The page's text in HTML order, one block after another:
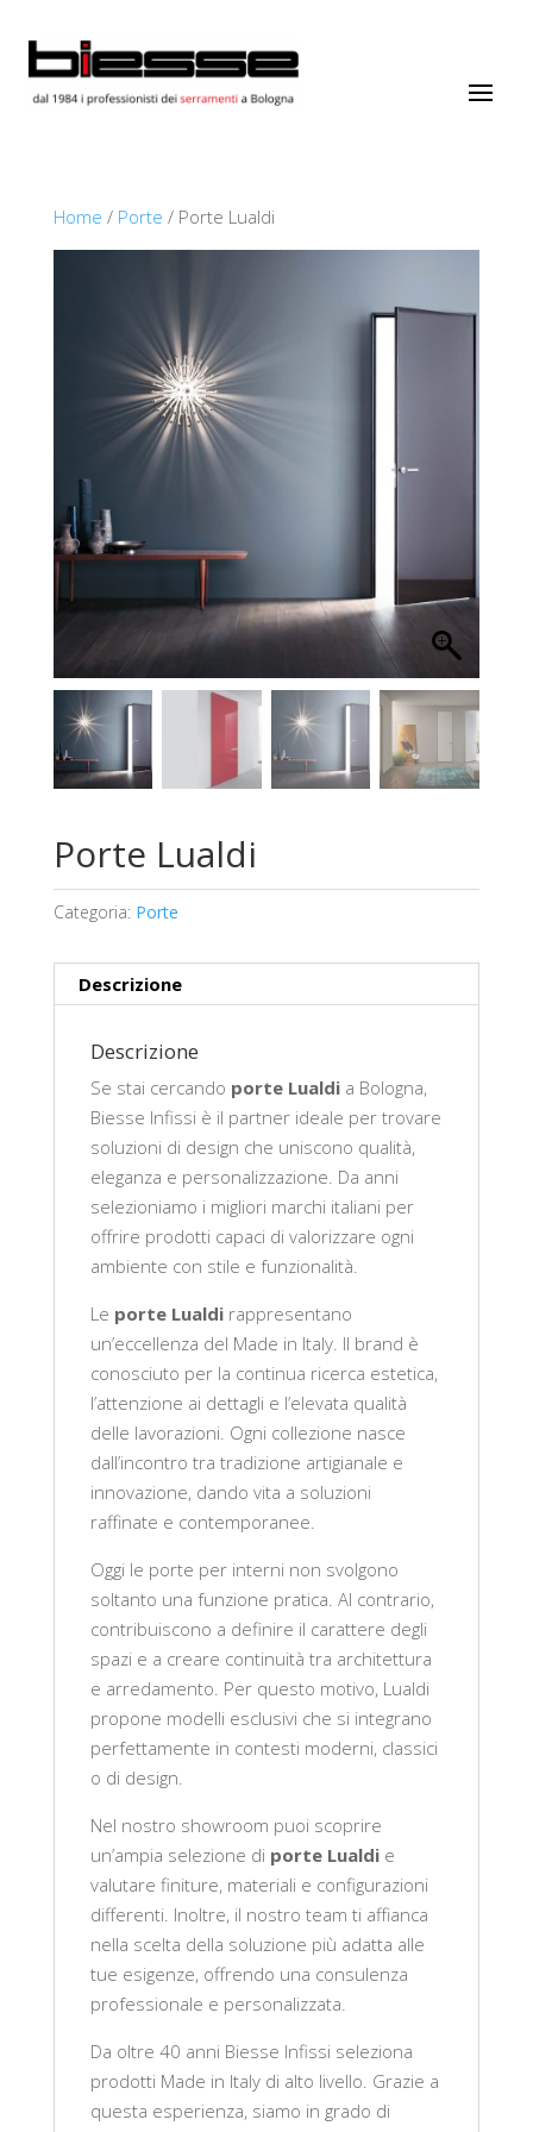
Home / Porte / Porte Lualdi
Porte Lualdi
Categoria: Porte
Descrizione
Descrizione
Se stai cercando porte Lualdia Bologna,
Biesse Infissi è il partner ideale per trovare
soluzioni di design che uniscono qualità,
eleganza e personalizzazione. Da anni
selezioniamo i migliori marchi italiani per
offrire prodotti capaci di valorizzare ogni
ambiente con stile e funzionalità.
Le porte Lualdirappresentano
un’eccellenza del Made in Italy. Il brand è
conosciuto per la continua ricerca estetica,
l’attenzione ai dettagli e l’elevata qualità
delle lavorazioni. Ogni collezione nasce
dall’incontro tra tradizione artigianale e
innovazione, dando vita a soluzioni
raffinate e contemporanee.
Oggi le porte per interni non svolgono
soltanto una funzione pratica. Al contrario,
contribuiscono a definire il carattere degli
spazi e a creare continuità tra architettura
e arredamento. Per questo motivo, Lualdi
propone modelli esclusivi che si integrano
perfettamente in contesti moderni, classici
o di design.
Nel nostro showroom puoi scoprire
un’ampia selezione di porte Lualdie
valutare finiture, materiali e configurazioni
differenti. Inoltre, il nostro team ti affianca
nella scelta della soluzione più adatta alle
tue esigenze, offrendo una consulenza
professionale e personalizzata.
Da oltre 40 anni Biesse Infissi seleziona
prodotti Made in Italy di alto livello. Grazie a
questa esperienza, siamo in grado di